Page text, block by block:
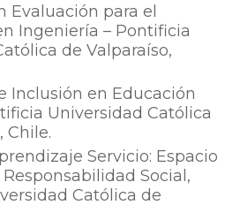
Evaluación para el
Ingeniería – Pontificia
de Valparaíso,
Inclusión en Educación
Universidad Católica
Chile.
Servicio: Espacio
Social,
Católica de